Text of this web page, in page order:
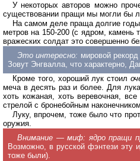
У некоторых авторов можно
существовании пращи мы могли бы
На самом деле праща долгие
метров на 150-200 (с ядром, камень
вражеских солдат это совершенно
Это интересно: мировой
Зовут Энгвалла, что характерно,
Кроме того, хороший лук стоил
меча в десять раз и более. Для
хоть кожаная, хоть веревочная,
стрелой с бронебойным
Луку, впрочем, тоже было что
оружия.
Внимание — миф: ядро пращи
Возможно, в русской фэнтези эту
тоже были).